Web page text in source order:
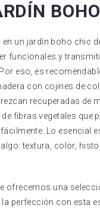
en un jardín boho chic
funcionales y
eso, es
con cojines de
recuperadas de
fibras vegetales que
Lo esencial
textura, color,
ofrecemos una
la perfección con esta